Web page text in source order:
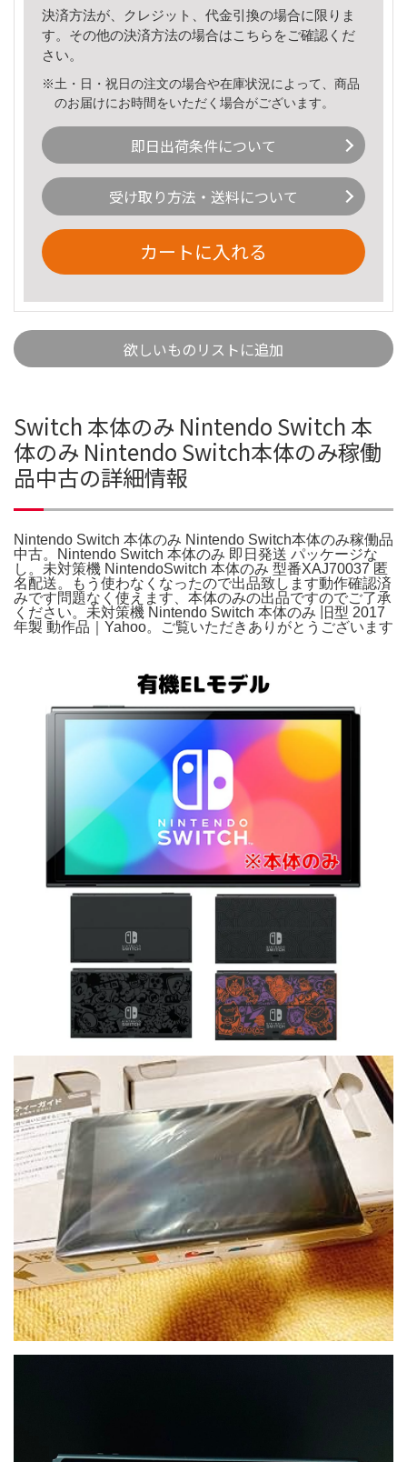
決済方法が、クレジット、代金引換の場合に限りま
す。その他の決済方法の場合はこちら をご確認くだ
さい。
※土・日・祝日の注文の場合や在庫状況によって、商品
のお届けにお時間をいただく場合がございます。
即日出荷条件について
受け取り方法・送料について
カートに入れる
欲しいものリストに追加
Switch 本体のみ Nintendo Switch 本
体のみ Nintendo Switch本体のみ稼働
品中古の詳細情報
Nintendo Switch 本体のみ Nintendo Switch本体のみ稼働品
中古。Nintendo Switch 本体のみ 即日発送 パッケージな
し。未対策機 NintendoSwitch 本体のみ 型番XAJ70037 匿
名配送。もう使わなくなったので出品致します動作確認済
みです問題なく使えます、本体のみの出品ですのでご了承
ください。未対策機 Nintendo Switch 本体のみ 旧型 2017
年製 動作品｜Yahoo。ご覧いただきありがとうございます